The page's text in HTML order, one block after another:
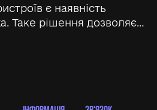
є наявність
Таке рішення дозволяє…